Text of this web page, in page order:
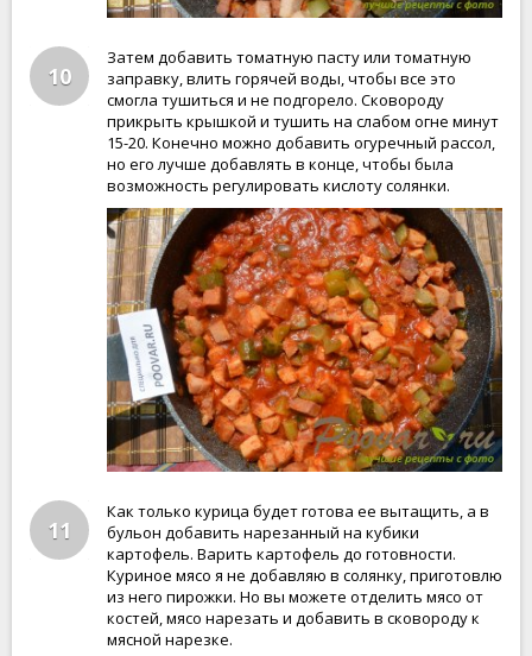
10
Затем добавить томатную пасту или томатную
заправку, влить горячей воды, чтобы все это
смогла тушиться и не подгорело. Сковороду
прикрыть крышкой и тушить на слабом огне минут
15-20. Конечно можно добавить огуречный рассол,
но его лучше добавлять в конце, чтобы была
возможность регулировать кислоту солянки.
11
Как только курица будет готова ее вытащить, а в
бульон добавить нарезанный на кубики
картофель. Варить картофель до готовности.
Куриное мясо я не добавляю в солянку, приготовлю
из него пирожки. Но вы можете отделить мясо от
костей, мясо нарезать и добавить в сковороду к
мясной нарезке.